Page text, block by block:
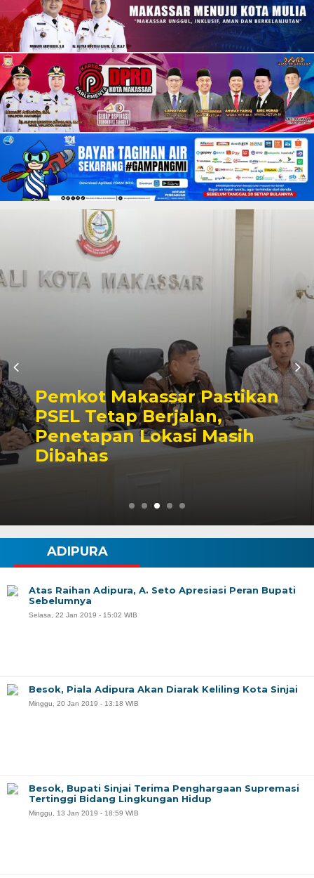
Pemkot Makassar Pastikan
PSEL Tetap Berjalan,
Penetapan Lokasi Masih
Dibahas
ADIPURA
Atas Raihan Adipura, A. Seto Apresiasi Peran Bupati
Sebelumnya
Selasa, 22 Jan 2019 - 15:02 WIB
Besok, Piala Adipura Akan Diarak Keliling Kota Sinjai
Minggu, 20 Jan 2019 - 13:18 WIB
Besok, Bupati Sinjai Terima Penghargaan Supremasi
Tertinggi Bidang Lingkungan Hidup
Minggu, 13 Jan 2019 - 18:59 WIB